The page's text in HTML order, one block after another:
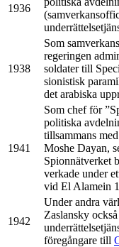
1936
1938
Som
regeringen
soldater till
sionistisk
det arabiska
1941
Som chef för
politiska
tillsammans
Moshe Dayan,
Spionnätverket
verkade under
vid El Alamein
1942
Under andra
Zaslansky
föregångare till